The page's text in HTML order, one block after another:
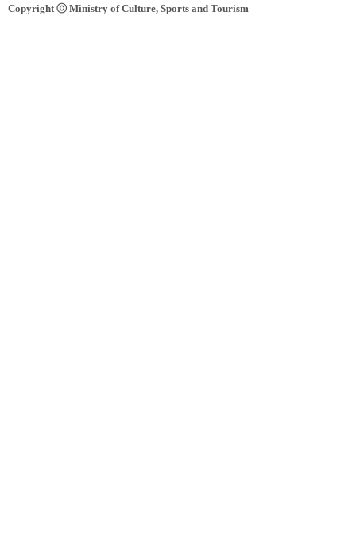
Copyright ⓒ Ministry of Culture, Sports and Tourism